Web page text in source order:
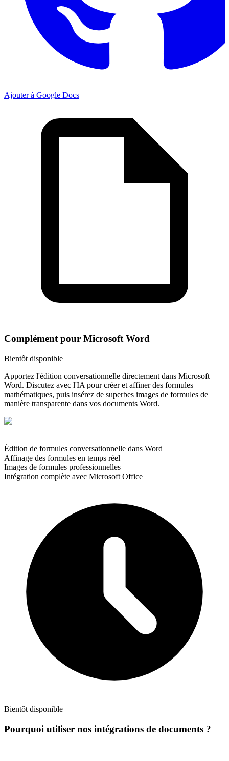
Ajouter à Google Docs
Complément pour Microsoft Word
Bientôt disponible
Apportez l'édition conversationnelle directement dans Microsoft
Word. Discutez avec l'IA pour créer et affiner des formules
mathématiques, puis insérez de superbes images de formules de
manière transparente dans vos documents Word.
Édition de formules conversationnelle dans Word
Affinage des formules en temps réel
Images de formules professionnelles
Intégration complète avec Microsoft Office
Bientôt disponible
Pourquoi utiliser nos intégrations de documents ?